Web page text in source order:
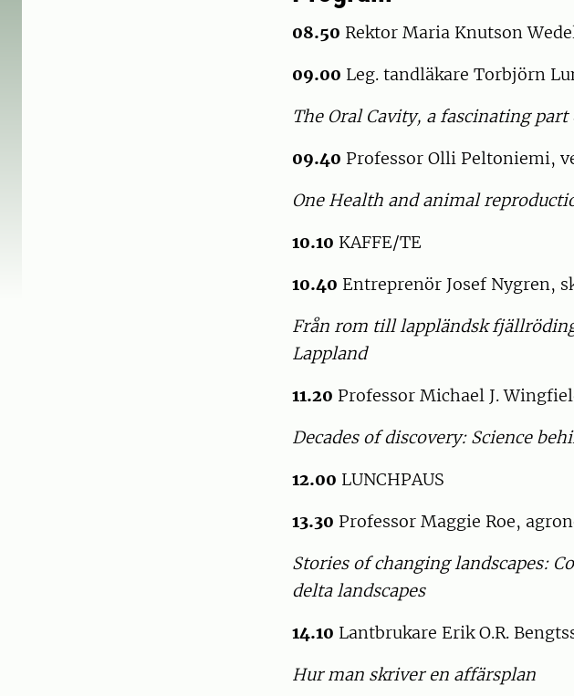
08.50 Rektor Maria Knutson
09.00 Leg. tandläkare Torbjörn
The Oral Cavity, a fascinating
09.40 Professor Olli Peltoniemi,
One Health and animal
10.10 KAFFE/TE
10.40 Entreprenör Josef Nygren,
Från rom till lappländsk
Lappland
11.20 Professor Michael J.
Decades of discovery: Science
12.00 LUNCHPAUS
13.30 Professor Maggie Roe,
Stories of changing landscapes:
delta landscapes
14.10 Lantbrukare Erik O.R.
Hur man skriver en affärsplan